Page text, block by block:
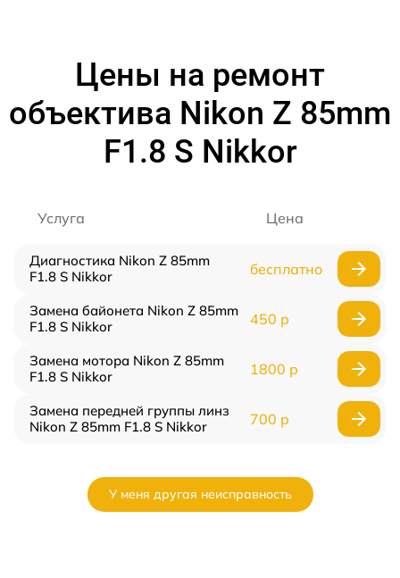
Цены на ремонт
объектива Nikon Z 85mm
F1.8 S Nikkor
Услуга Цена
Диагностика Nikon Z 85mm
F1.8 S Nikkor
бесплатно
Замена байонета Nikon Z 85mm
F1.8 S Nikkor
450 р
Замена мотора Nikon Z 85mm
F1.8 S Nikkor
1800 р
Замена передней группы линз
Nikon Z 85mm F1.8 S Nikkor
700 р
У меня другая неисправность